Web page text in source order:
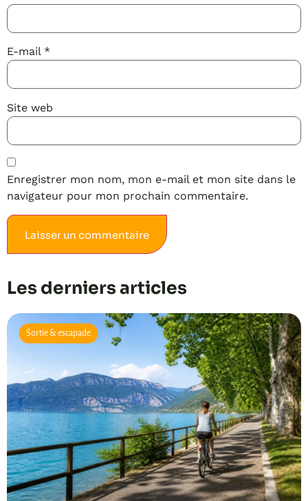
E-mail *
Site web
Enregistrer mon nom, mon e-mail et mon site dans le
navigateur pour mon prochain commentaire.
Les derniers articles
Sortie & escapade